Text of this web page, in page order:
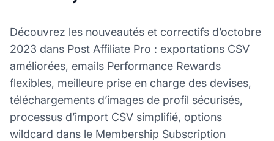
Découvrez les nouveautés et correctifs d’octobre
2023 dans Post Affiliate Pro : exportations CSV
améliorées, emails Performance Rewards
flexibles, meilleure prise en charge des devises,
téléchargements d’images de profil sécurisés,
processus d’import CSV simplifié, options
wildcard dans le Membership Subscription